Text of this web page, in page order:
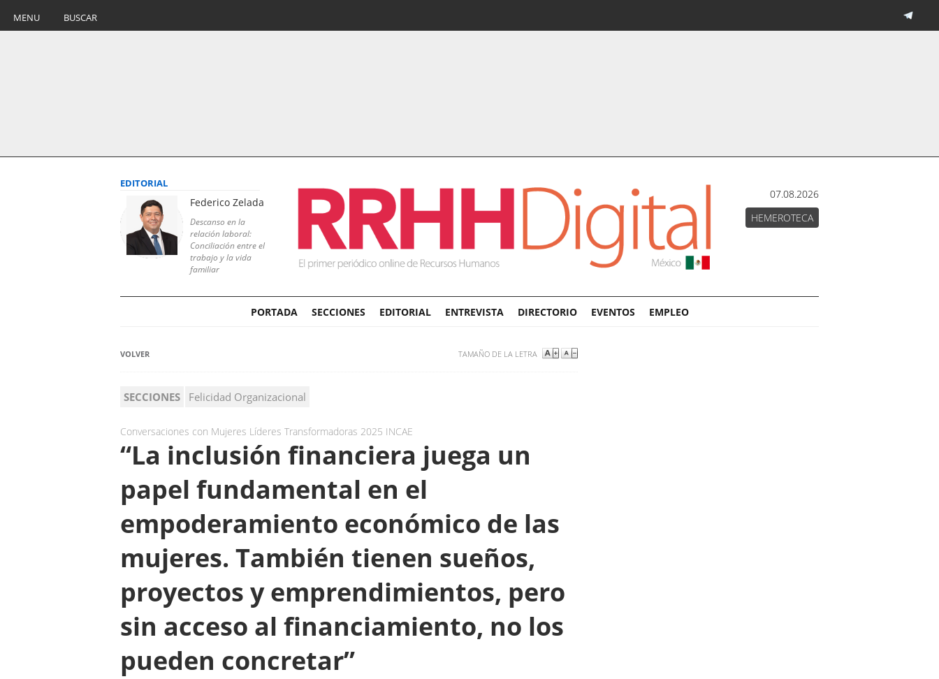
MENU BUSCAR
EDITORIAL
Federico Zelada
Descanso en la
relación laboral:
Conciliación entre el
trabajo y la vida
familiar
07.08.2026
HEMEROTECA
PORTADA SECCIONES EDITORIAL ENTREVISTA DIRECTORIO EVENTOS EMPLEO
VOLVER TAMAÑO DE LA LETRA
SECCIONES Felicidad Organizacional
Conversaciones con Mujeres Líderes Transformadoras 2025 INCAE
“La inclusión financiera juega un
papel fundamental en el
empoderamiento económico de las
mujeres. También tienen sueños,
proyectos y emprendimientos, pero
sin acceso al financiamiento, no los
pueden concretar”